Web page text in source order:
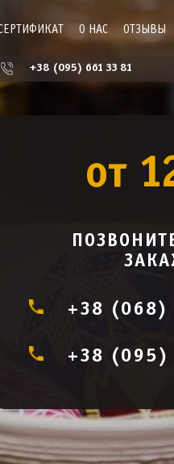
О НАС ОТЗЫВЫ
+38 (095) 661 33 81
от
+38 (068)
+38 (095)